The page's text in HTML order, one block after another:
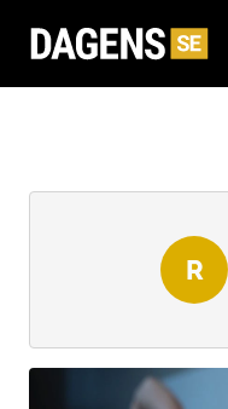
R